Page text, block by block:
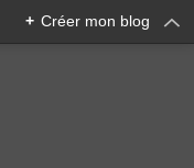
+ Créer mon blog